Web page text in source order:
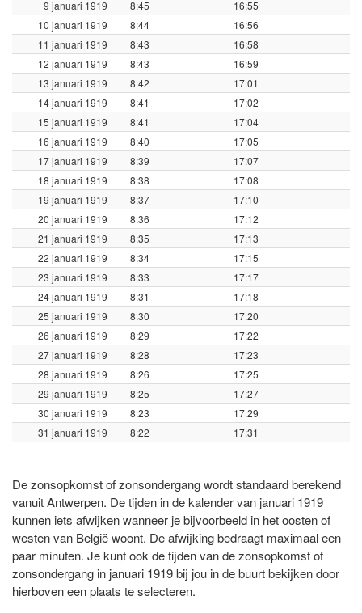
9 januari 1919 8:45
16:55
10 januari 1919
8:44
16:56
11 januari 1919
8:43
16:58
12 januari 1919
8:43
16:59
13 januari 1919
8:42
17:01
14 januari 1919
8:41
17:02
15 januari 1919
8:41
17:04
16 januari 1919
8:40
17:05
17 januari 1919
8:39
17:07
18 januari 1919
8:38
17:08
19 januari 1919
8:37
17:10
20 januari 1919
8:36
17:12
21 januari 1919
8:35
17:13
22 januari 1919
8:34
17:15
23 januari 1919
8:33
17:17
24 januari 1919
8:31
17:18
25 januari 1919
8:30
17:20
26 januari 1919
8:29
17:22
27 januari 1919
8:28
17:23
28 januari 1919
8:26
17:25
29 januari 1919
8:25
17:27
30 januari 1919
8:23
17:29
31 januari 1919
8:22 17:31
De zonsopkomst of zonsondergang wordt standaard berekend
vanuit Antwerpen. De tijden in de kalender van januari 1919
kunnen iets afwijken wanneer je bijvoorbeeld in het oosten of
westen van België woont. De afwijking bedraagt maximaal een
paar minuten. Je kunt ook de tijden van de zonsopkomst of
zonsondergang in januari 1919 bij jou in de buurt bekijken door
hierboven een plaats te selecteren.